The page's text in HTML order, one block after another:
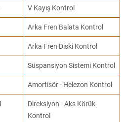
V Kayış Kontrol
Arka Fren Balata Kontrol
Arka Fren Diski Kontrol
Süspansiyon Sistemi Kontrol
Amortisör - Helezon Kontrol
Direksiyon - Aks Körük
Kontrol